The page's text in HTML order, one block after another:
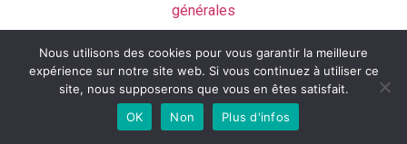
générales
English (UK)
Français
Español
Nous utilisons des cookies pour vous garantir la meilleure
expérience sur notre site web. Si vous continuez à utiliser ce
site, nous supposerons que vous en êtes satisfait.
OK
Non Plus d'infos